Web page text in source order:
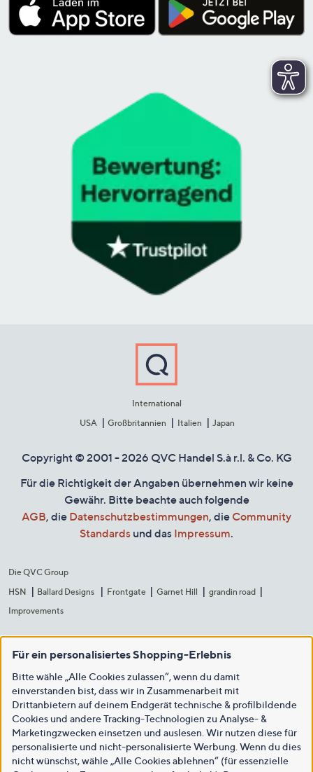
International
USA
Großbritannien Italien Japan
Copyright © 2001 - 2026 QVC Handel S.à r.l. & Co. KG
Für die Richtigkeit der Angaben übernehmen wir keine
Gewähr. Bitte beachte auch folgende
AGB, die Datenschutzbestimmungen, die Community
Standards und das Impressum.
Die QVC Group
HSN
Ballard Designs Frontgate Garnet Hill
grandin road
Improvements
Für ein personalisiertes Shopping-Erlebnis
Bitte wähle „Alle Cookies zulassen“, wenn du damit
einverstanden bist, dass wir in Zusammenarbeit mit
Drittanbietern auf deinem Endgerät technische & profilbildende
Cookies und andere Tracking-Technologien zu Analyse- &
Marketingzwecken einsetzen und auslesen. Wir nutzen diese für
personalisierte und nicht-personalisierte Werbung. Wenn du dies
nicht wünschst, wähle „Alle Cookies ablehnen“ (für essenzielle